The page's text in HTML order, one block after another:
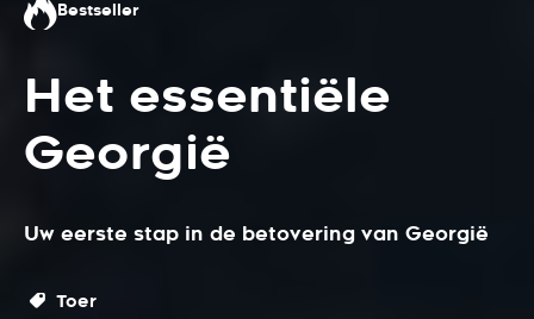
Bestseller
Het essentiële
Georgië
Uw eerste stap in de betovering van Georgië
Toer